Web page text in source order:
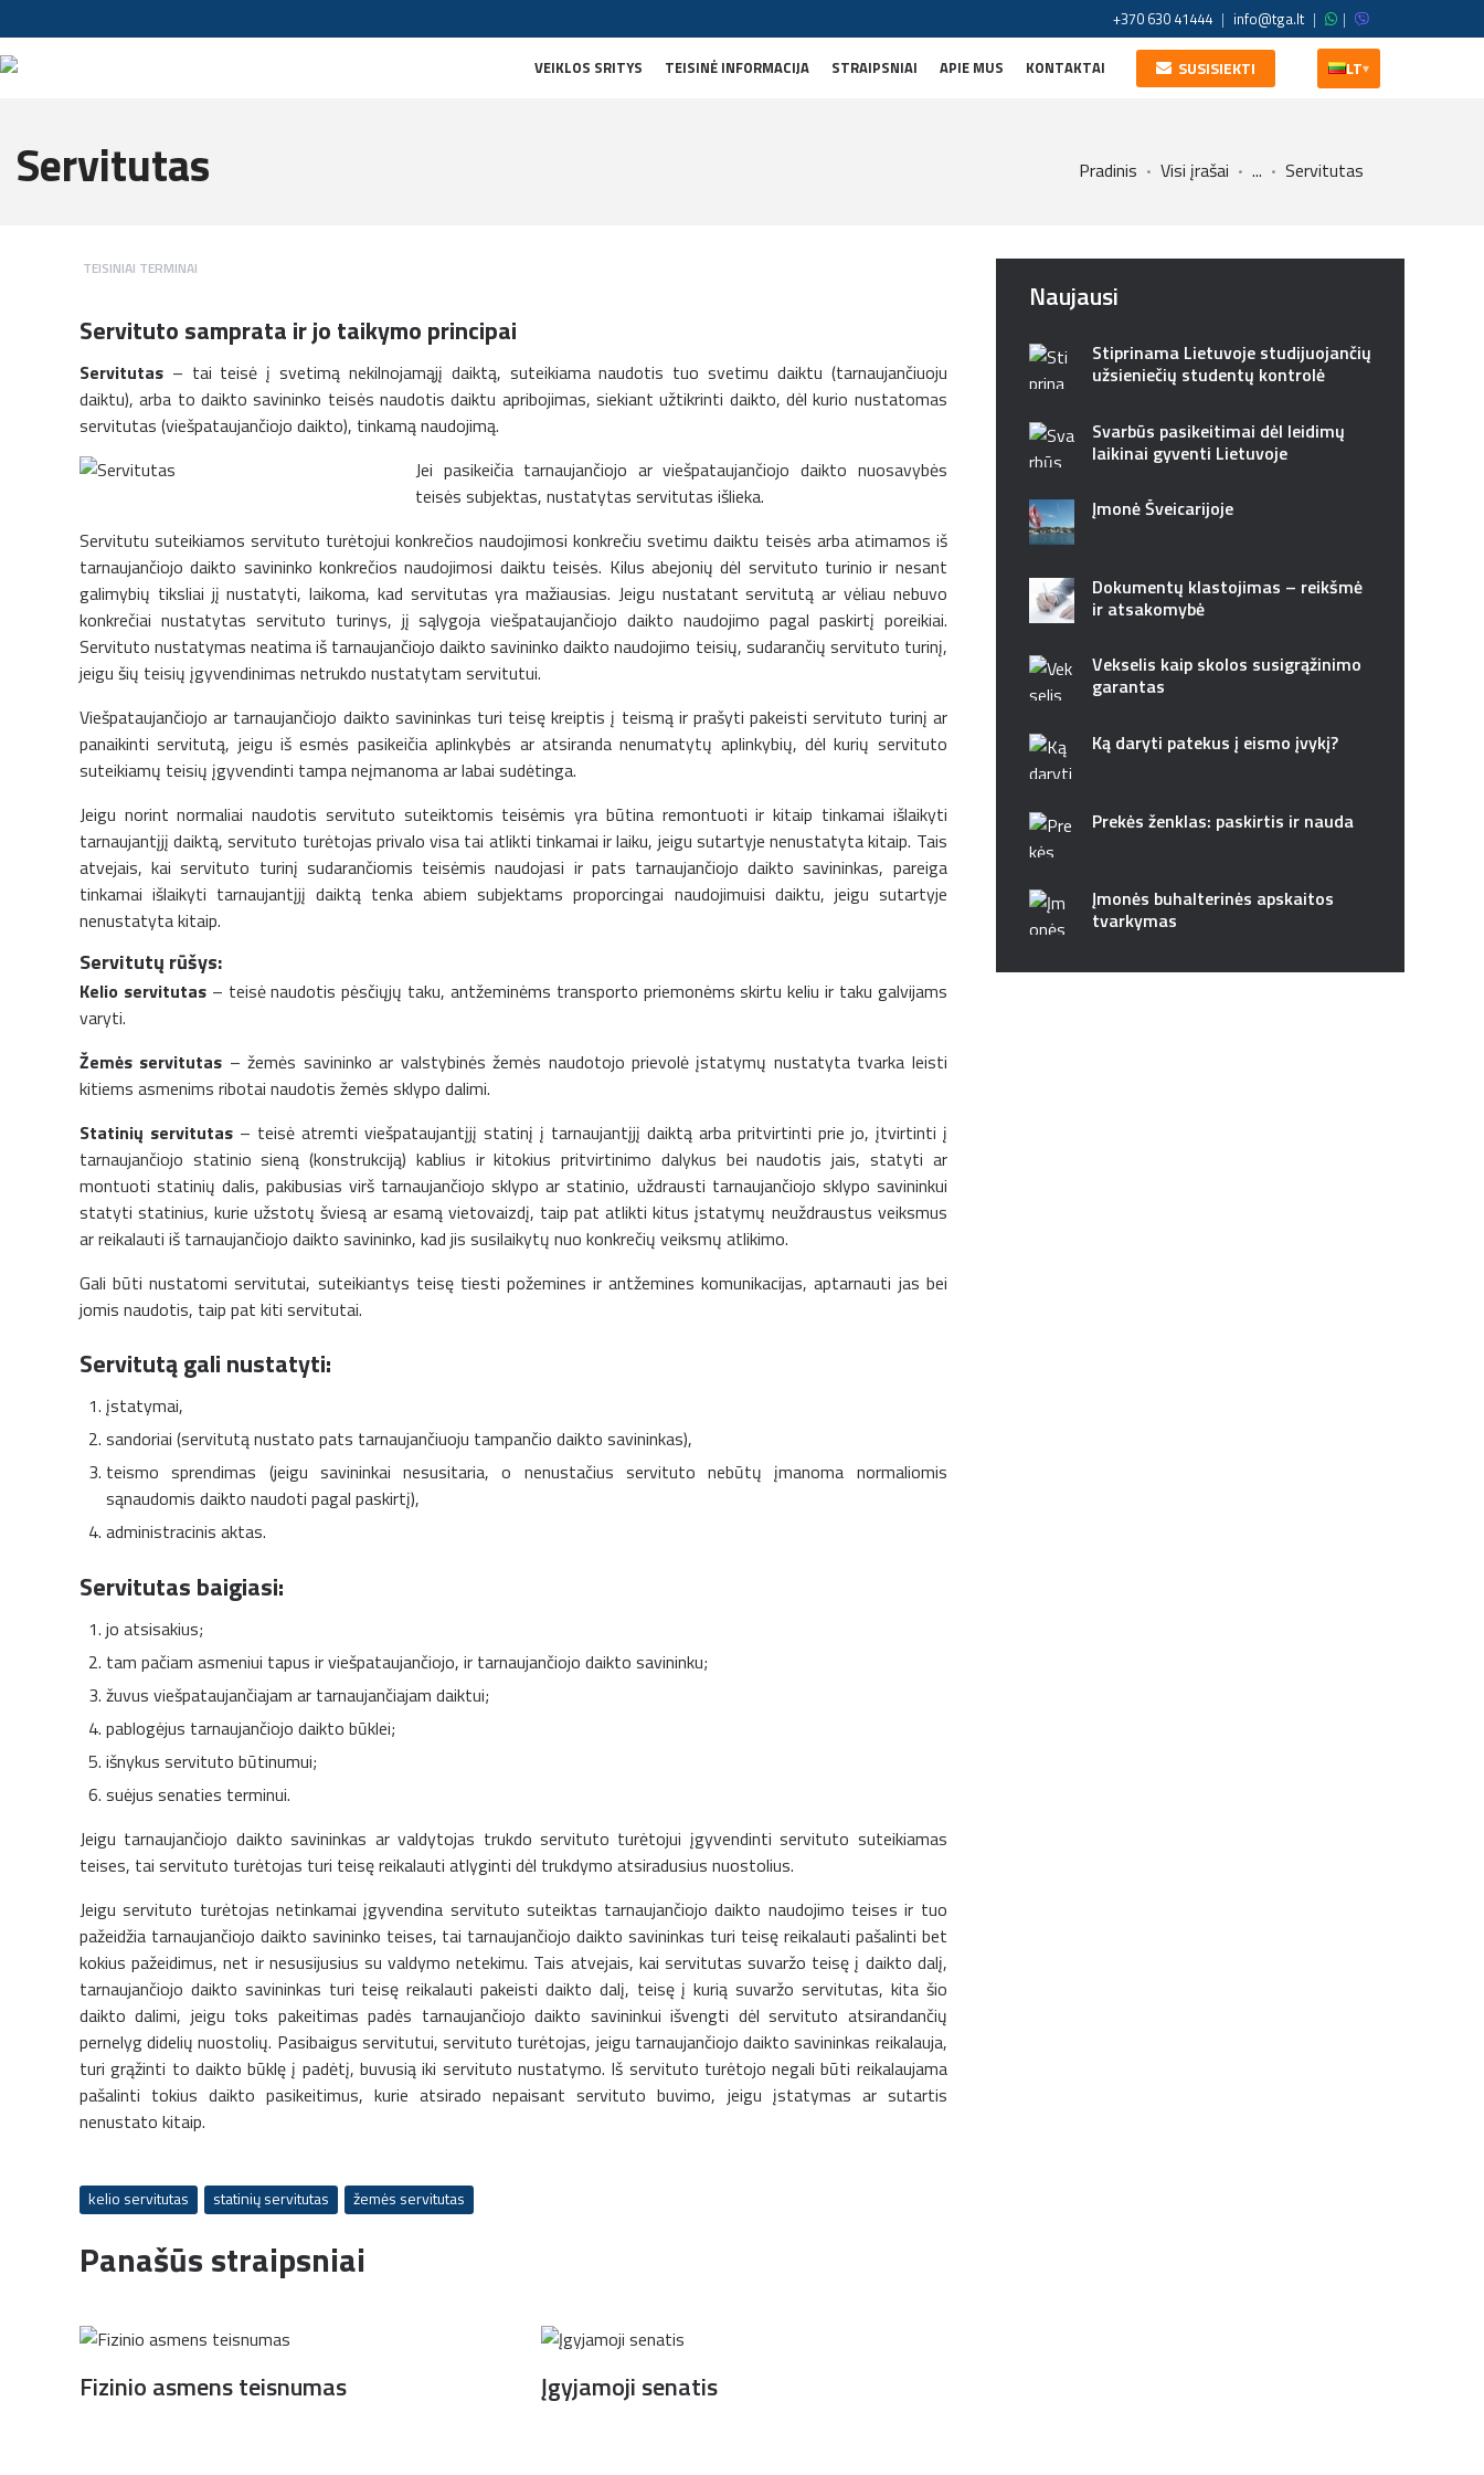
+370 630 41444 | info@tga.lt | |
VEIKLOS SRITYS TEISINĖ INFORMACIJA STRAIPSNIAI APIE MUS KONTAKTAI SUSISIEKTI LT▾
Servitutas Pradinis Visi įrašai ... Servitutas
TEISINIAI TERMINAI
Servituto samprata ir jo taikymo principai
Servitutas – tai teisė į svetimą nekilnojamąjį daiktą, suteikiama naudotis tuo svetimu daiktu (tarnaujančiuoju
daiktu), arba to daikto savininko teisės naudotis daiktu apribojimas, siekiant užtikrinti daikto, dėl kurio nustatomas
servitutas (viešpataujančiojo daikto), tinkamą naudojimą.
Jei pasikeičia tarnaujančiojo ar viešpataujančiojo daikto nuosavybės
teisės subjektas, nustatytas servitutas išlieka.
Servitutu suteikiamos servituto turėtojui konkrečios naudojimosi konkrečiu svetimu daiktu teisės arba atimamos iš
tarnaujančiojo daikto savininko konkrečios naudojimosi daiktu teisės. Kilus abejonių dėl servituto turinio ir nesant
galimybių tiksliai jį nustatyti, laikoma, kad servitutas yra mažiausias. Jeigu nustatant servitutą ar vėliau nebuvo
konkrečiai nustatytas servituto turinys, jį sąlygoja viešpataujančiojo daikto naudojimo pagal paskirtį poreikiai.
Servituto nustatymas neatima iš tarnaujančiojo daikto savininko daikto naudojimo teisių, sudarančių servituto turinį,
jeigu šių teisių įgyvendinimas netrukdo nustatytam servitutui.
Viešpataujančiojo ar tarnaujančiojo daikto savininkas turi teisę kreiptis į teismą ir prašyti pakeisti servituto turinį ar
panaikinti servitutą, jeigu iš esmės pasikeičia aplinkybės ar atsiranda nenumatytų aplinkybių, dėl kurių servituto
suteikiamų teisių įgyvendinti tampa neįmanoma ar labai sudėtinga.
Jeigu norint normaliai naudotis servituto suteiktomis teisėmis yra būtina remontuoti ir kitaip tinkamai išlaikyti
tarnaujantįjį daiktą, servituto turėtojas privalo visa tai atlikti tinkamai ir laiku, jeigu sutartyje nenustatyta kitaip. Tais
atvejais, kai servituto turinį sudarančiomis teisėmis naudojasi ir pats tarnaujančiojo daikto savininkas, pareiga
tinkamai išlaikyti tarnaujantįjį daiktą tenka abiem subjektams proporcingai naudojimuisi daiktu, jeigu sutartyje
nenustatyta kitaip.
Servitutų rūšys:
Kelio servitutas – teisė naudotis pėsčiųjų taku, antžeminėms transporto priemonėms skirtu keliu ir taku galvijams
varyti.
Žemės servitutas – žemės savininko ar valstybinės žemės naudotojo prievolė įstatymų nustatyta tvarka leisti
kitiems asmenims ribotai naudotis žemės sklypo dalimi.
Statinių servitutas– teisė atremti viešpataujantįjį statinį į tarnaujantįjį daiktą arba pritvirtinti prie jo, įtvirtinti į
tarnaujančiojo statinio sieną (konstrukciją) kablius ir kitokius pritvirtinimo dalykus bei naudotis jais, statyti ar
montuoti statinių dalis, pakibusias virš tarnaujančiojo sklypo ar statinio, uždrausti tarnaujančiojo sklypo savininkui
statyti statinius, kurie užstotų šviesą ar esamą vietovaizdį, taip pat atlikti kitus įstatymų neuždraustus veiksmus
ar reikalauti iš tarnaujančiojo daikto savininko, kad jis susilaikytų nuo konkrečių veiksmų atlikimo.
Gali būti nustatomi servitutai, suteikiantys teisę tiesti požemines ir antžemines komunikacijas, aptarnauti jas bei
jomis naudotis, taip pat kiti servitutai.
Servitutą gali nustatyti:
įstatymai,
sandoriai (servitutą nustato pats tarnaujančiuoju tampančio daikto savininkas),
teismo sprendimas (jeigu savininkai nesusitaria, o nenustačius servituto nebūtų įmanoma normaliomis
sąnaudomis daikto naudoti pagal paskirtį),
administracinis aktas.
Servitutas baigiasi:
jo atsisakius;
tam pačiam asmeniui tapus ir viešpataujančiojo, ir tarnaujančiojo daikto savininku;
žuvus viešpataujančiajam ar tarnaujančiajam daiktui;
pablogėjus tarnaujančiojo daikto būklei;
išnykus servituto būtinumui;
suėjus senaties terminui.
Jeigu tarnaujančiojo daikto savininkas ar valdytojas trukdo servituto turėtojui įgyvendinti servituto suteikiamas
teises, tai servituto turėtojas turi teisę reikalauti atlyginti dėl trukdymo atsiradusius nuostolius.
Jeigu servituto turėtojas netinkamai įgyvendina servituto suteiktas tarnaujančiojo daikto naudojimo teises ir tuo
pažeidžia tarnaujančiojo daikto savininko teises, tai tarnaujančiojo daikto savininkas turi teisę reikalauti pašalinti bet
kokius pažeidimus, net ir nesusijusius su valdymo netekimu. Tais atvejais, kai servitutas suvaržo teisę į daikto dalį,
tarnaujančiojo daikto savininkas turi teisę reikalauti pakeisti daikto dalį, teisę į kurią suvaržo servitutas, kita šio
daikto dalimi, jeigu toks pakeitimas padės tarnaujančiojo daikto savininkui išvengti dėl servituto atsirandančių
pernelyg didelių nuostolių. Pasibaigus servitutui, servituto turėtojas, jeigu tarnaujančiojo daikto savininkas reikalauja,
turi grąžinti to daikto būklę į padėtį, buvusią iki servituto nustatymo. Iš servituto turėtojo negali būti reikalaujama
pašalinti tokius daikto pasikeitimus, kurie atsirado nepaisant servituto buvimo, jeigu įstatymas ar sutartis
nenustato kitaip.
kelio servitutas statinių servitutas žemės servitutas
Panašūs straipsniai
Fizinio asmens teisnumas Įgyjamoji senatis
Naujausi
Stiprinama Lietuvoje studijuojančių
užsieniečių studentų kontrolė
Svarbūs pasikeitimai dėl leidimų
laikinai gyventi Lietuvoje
Įmonė Šveicarijoje
Dokumentų klastojimas – reikšmė
ir atsakomybė
Vekselis kaip skolos susigrąžinimo
garantas
Ką daryti patekus į eismo įvykį?
Prekės ženklas: paskirtis ir nauda
Įmonės buhalterinės apskaitos
tvarkymas